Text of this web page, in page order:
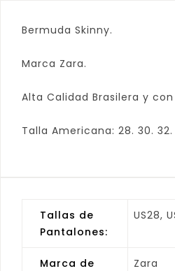
Bermuda Skinny.
Marca Zara.
Alta Calidad Brasilera y
Talla Americana: 28. 30.
Tallas de
Pantalones:
US28,
Marca de
Zara